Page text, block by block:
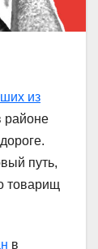
из
районе
путь,
товарищ
в